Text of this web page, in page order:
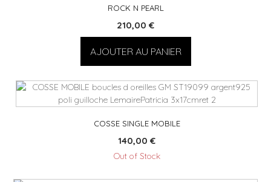
ROCK N PEARL
210,00 €
AJOUTER AU PANIER
COSSE SINGLE MOBILE
140,00€
Out of Stock